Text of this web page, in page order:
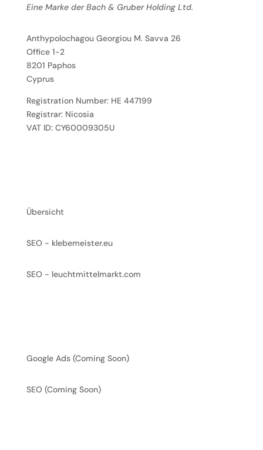
Eine Marke der Bach & Gruber Holding Ltd.
Anthypolochagou Georgiou M. Savva 26
Office 1-2
8201 Paphos
Cyprus
Registration Number: HE 447199
Registrar: Nicosia
VAT ID: CY60009305U
Übersicht
SEO - klebemeister.eu
SEO - leuchtmittelmarkt.com
Google Ads (Coming Soon)
SEO (Coming Soon)